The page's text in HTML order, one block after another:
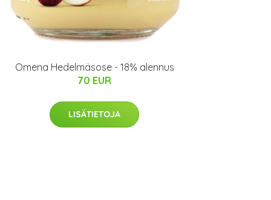
Omena Hedelmäsose - 18% alennus
70 EUR
LISÄTIETOJA